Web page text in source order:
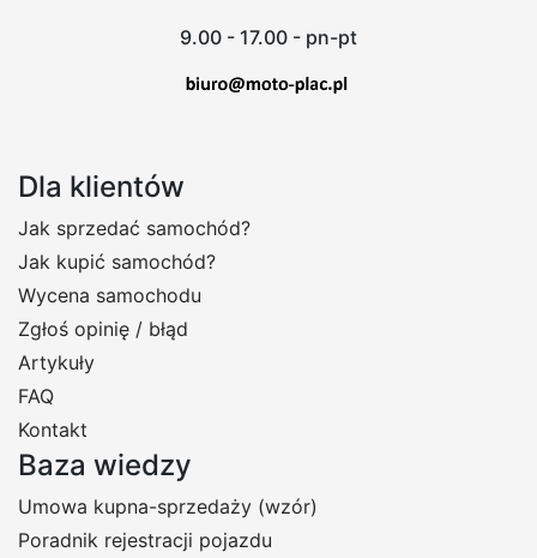
9.00 - 17.00 - pn-pt
Dla klientów
Jak sprzedać samochód?
Jak kupić samochód?
Wycena samochodu
Zgłoś opinię / błąd
Artykuły
FAQ
Kontakt
Baza wiedzy
Umowa kupna-sprzedaży (wzór)
Poradnik rejestracji pojazdu